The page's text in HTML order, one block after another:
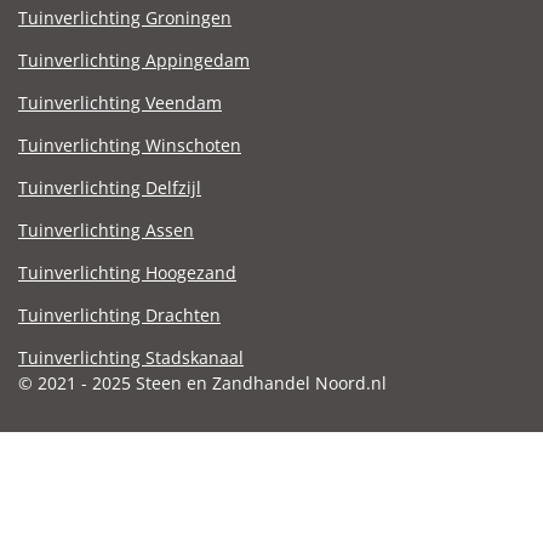
Tuinverlichting Groningen
Tuinverlichting Appingedam
Tuinverlichting Veendam
Tuinverlichting Winschoten
Tuinverlichting Delfzijl
Tuinverlichting Assen
Tuinverlichting Hoogezand
Tuinverlichting Drachten
Tuinverlichting Stadskanaal
© 2021 - 2025 Steen en Zandhandel Noord.nl